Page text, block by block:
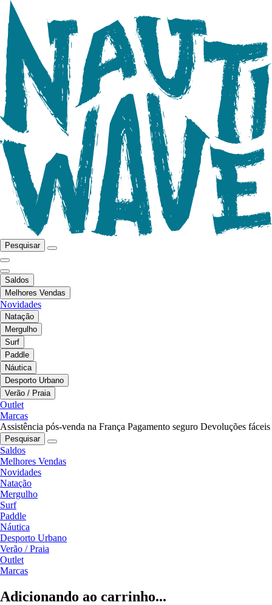
Pesquisar
Saldos
Melhores Vendas
Novidades
Natação
Mergulho
Surf
Paddle
Náutica
Desporto Urbano
Verão / Praia
Outlet
Marcas
Assistência pós-venda na França Pagamento seguro Devoluções fáceis
Pesquisar
Saldos
Melhores Vendas
Novidades
Natação
Mergulho
Surf
Paddle
Náutica
Desporto Urbano
Verão / Praia
Outlet
Marcas
Adicionando ao carrinho...